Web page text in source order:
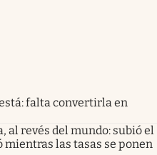
falta convertirla en
al revés del mundo: subió el
mientras las tasas se ponen